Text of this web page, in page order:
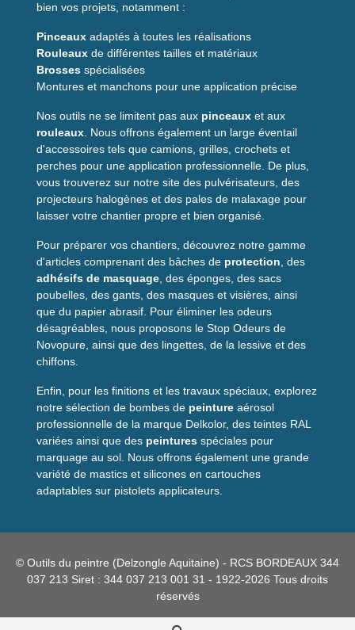
Revêtements muraux PVC
Revêtements en fibres minérales ou feutre
obtenus après découpe précise des lés.
Applications
Leliquide de soudure à froid PVCRomus est idéal
pour assurer la continuité des revêtements dans les
environnements exigeants. Il est couramment utilisé
dans lessalles d’eau, leshôpitauxou encore les
laboratoires, où l’étanchéité est essentielle.
revêtements pour garantir une finition homogène et
durable.
Mode d’emploi
Appliquer une bande de protection sur le joint
Injecter le liquide de soudureen débordant
légèrement
Attendre environ 10 minutesavant circulation
Séchage complet après 1 heure
Conseils d’utilisation
Pour garantir un résultat optimal, il est recommandé
d’utiliser des
gants de protection
précise permettent d’obtenir unesoudure durableet
esthétique.
Questions fréquentes
bien vos projets, notamment :
Pinceaux adaptés à toutes les réalisations
Rouleaux de différentes tailles et matériaux
Brosses spécialisées
Montures et manchons pour une application précise
Nos outils ne se limitent pas aux pinceaux et aux
rouleaux . Nous offrons également un large éventail
d'accessoires tels que camions, grilles, crochets et
perches pour une application professionnelle. De plus,
vous trouverez sur notre site des pulvérisateurs, des
projecteurs halogènes et des pales de malaxage pour
laisser votre chantier propre et bien organisé.
Pour préparer vos chantiers, découvrez notre gamme
d'articles comprenant des bâches de protection , des
adhésifs de masquage , des éponges, des sacs
poubelles, des gants, des masques et visières, ainsi
que du papier abrasif. Pour éliminer les odeurs
désagréables, nous proposons le Stop Odeurs de
Novopure, ainsi que des lingettes, de la lessive et des
chiffons.
Enfin, pour les finitions et les travaux spéciaux, explorez
notre sélection de bombes de peinture aérosol
professionnelle de la marque Delkolor, des teintes RAL
variées ainsi que des peintures spéciales pour
marquage au sol. Nous offrons également une grande
variété de mastics et silicones en cartouches
adaptables sur pistolets applicateurs.
© Outils du peintre (Delzongle Aquitaine) - RCS BORDEAUX 344
037 213 Siret : 344 037 213 001 31 - 1922-2026 Tous droits
réservés